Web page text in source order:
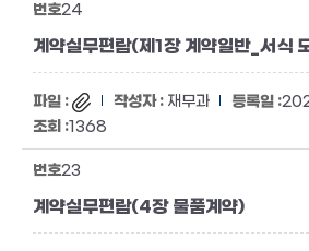
24
계약실무편람(제1장 계약일반_서식
재무과
1368
23
계약실무편람(4장 물품계약)